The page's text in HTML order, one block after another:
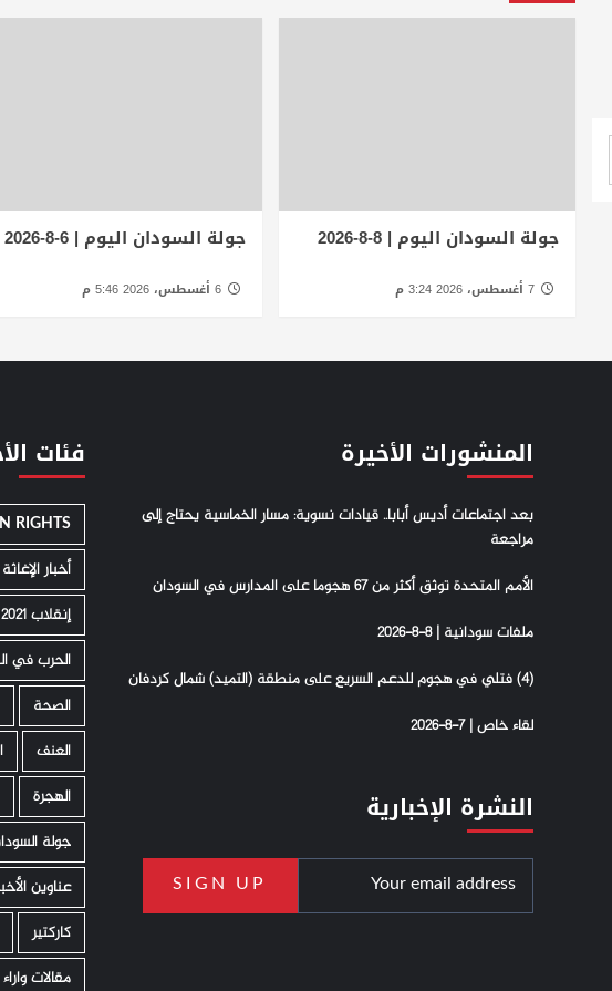
جولة السودان اليوم | 8-8-2026
7 أغسطس، 2026 3:24 م
جولة السودان اليوم | 6-8-2026
المنشورات الأخيرة
بعد اجتماعات أديس أبابا.. قيادات نسوية: مسار الخماسية يحتاج إلى
مراجعة
الأمم المتحدة توثق أكثر من 67 هجوما على المدارس في السودان
ملفات سودانية | 8-8-2026
(4) فتلي في هجوم للدعم السريع على منطقة (التميد) شمال كردفان
لقاء خاص | 7-8-2026
النشرة الإخبارية
فئات
RIGHTS
أخبار الإغاثة
إنقلاب 2021
الحرب في
الصحة
العنف
الهجرة
جولة
عناوين
كاركتير
مقالات واراء